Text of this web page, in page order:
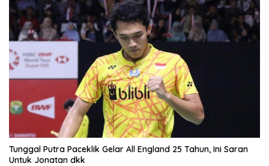
Tunggal Putra Paceklik Gelar All England 25 Tahun, Ini Saran
Untuk Jonatan dkk